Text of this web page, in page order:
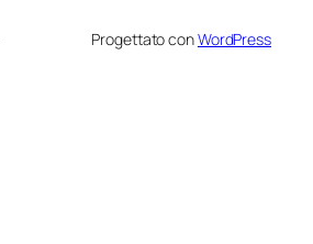
Progettato conWordPress